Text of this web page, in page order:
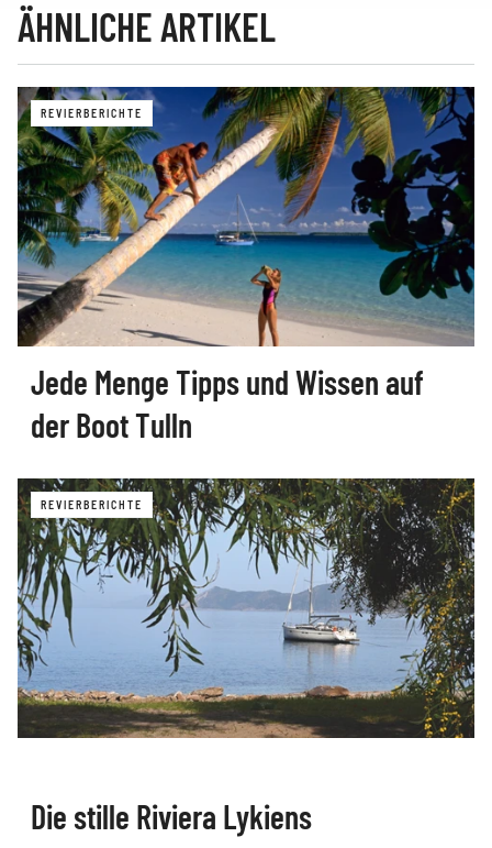
ÄHNLICHE ARTIKEL
REVIERBERICHTE
Jede Menge Tipps und Wissen auf
der Boot Tulln
REVIERBERICHTE
Die stille Riviera Lykiens